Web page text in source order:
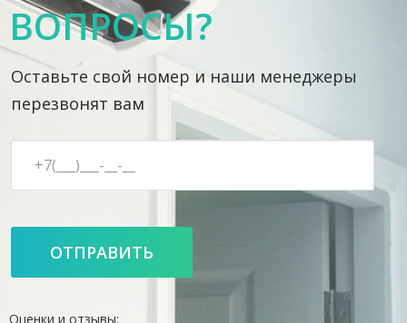
ВОПРОСЫ?
Оставьте свой номер и наши менеджеры
перезвонят вам
Оценки и отзывы: